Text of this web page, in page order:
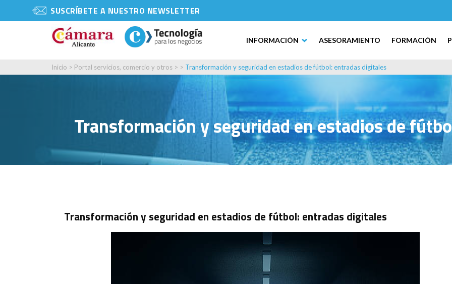
SUSCRÍBETE A NUESTRO NEWSLETTER
INFORMACIÓN ASESORAMIENTO FORMACIÓN
Inicio > Portal servicios, comercio y otros > > Transformación y seguridad en estadios de fútbol: entradas digitales
Transformación y seguridad en estadios de
Transformación y seguridad en estadios de fútbol: entradas digitales